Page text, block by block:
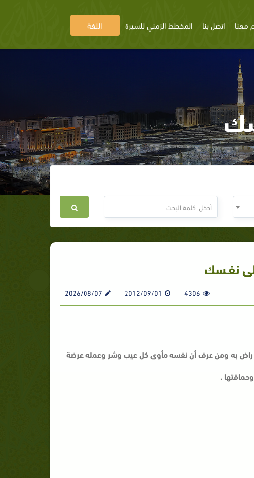
معنا اتصل بنا المخطط الزمني للسيرة اللغة
نفـسك
4306
2012/09/01
2026/08/07
راض به ومن عرف أن نفسه مأوى كل عيب وشر وعمله عرضة
.